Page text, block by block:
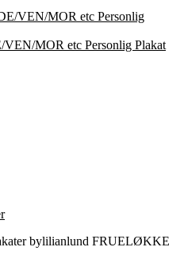
kr.
kr.MOR etc Personlig Plakat
bylilianlund FRUELØKKE